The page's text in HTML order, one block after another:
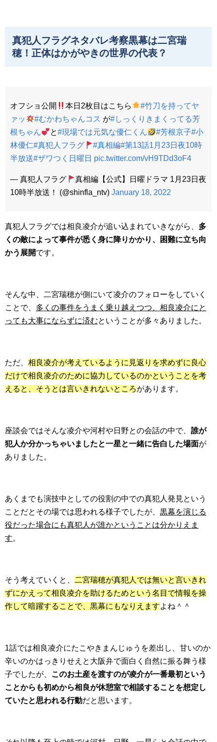
真犯人フラグネタバレ考察黒幕は二宮瑞
穂！正体はかがやきの世界の代表？
オフショ公開 本日2枚目はこちら
#竹刀を持ってヤ
ァッ
#むかわちゃんコス が#しっくりきまくってる芳
根ちゃん
と#現場では元気な優仁くん #芳根京子#小
林優仁#真犯人フラグ #真相編#第13話1月23日夜10時
半放送#ザワつく日曜日 pic.twitter.com/vH9TDd3oF4
— 真犯人フラグ
真相編【公式】日曜ドラマ 1月23日夜
10時半放送！ (@shinfla_ntv) January 18, 2022
真犯人フラグでは相良凌介が追い込まれていきながら、 多
くの敵によって事件が悉く身に降りかかり、困難に立ち向
かう展開です。
そんな中、二宮瑞穂が側にいて凌介のフォローをしていく
ことで、 多くの事件をうまく乗り越えつつ、相良凌介にと
っても大事にならずに済むということが多々ありました。
ただ、 相良凌介が考えているように見返りを求めずに良心
だけで相良凌介のために協力しているのかということを考
えると、そうとは言いきれないところがあります。
座談会ではそんな凌介や河村や日野との会話の中で、 誰が
犯人か分かっちゃいましたと一星と一緒に告白した場面が
ありました。
あくまでも演技中としての役割の中での真犯人発見という
ことだとその場では思われる様子でしたが、 黒幕を演じる
役だった場合にも真犯人が誰かということは分かりえま
す。
そう考えていくと、
二宮瑞穂が真犯人では無いと言いきれ
ずにかえって相良凌介を助けるためという名目で情報を操
作して暗躍することで、黒幕にもなりえますよね＾＾
1話では相良凌介にたこやきまんじゅうを差出し、甘いのか
辛いのかはっきりせえと大阪弁で面白く自然に振る舞う様
子でしたが、 このお土産を渡すのが凌介が一番最初という
ことからも初めから相良が休憩室で相談することを想定し
ていたと思われる行動だと思います。